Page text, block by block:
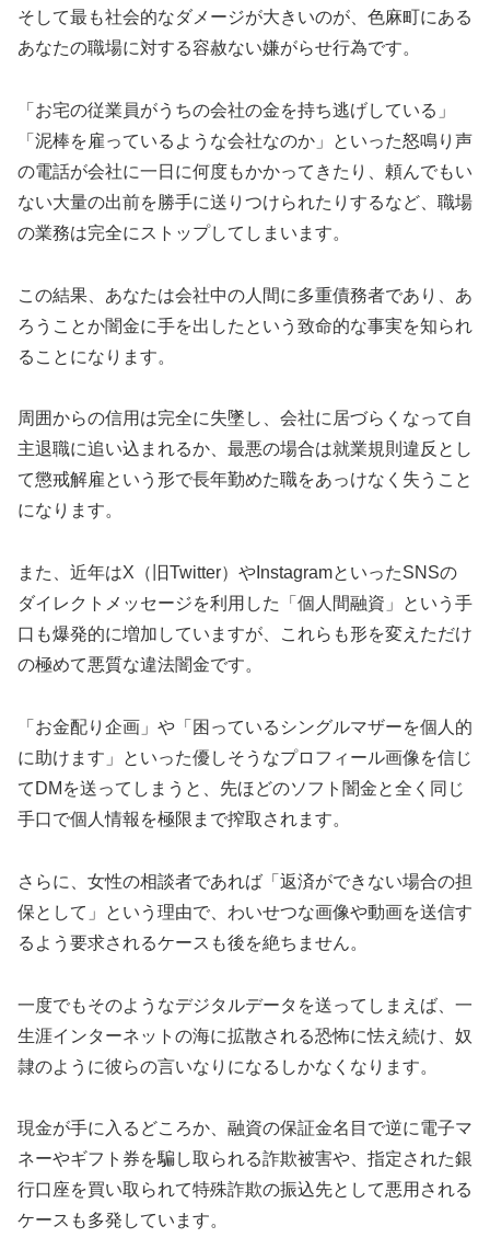
そして最も社会的なダメージが大きいのが、色麻町にある
あなたの職場に対する容赦ない嫌がらせ行為です。
「お宅の従業員がうちの会社の金を持ち逃げしている」
「泥棒を雇っているような会社なのか」といった怒鳴り声
の電話が会社に一日に何度もかかってきたり、頼んでもい
ない大量の出前を勝手に送りつけられたりするなど、職場
の業務は完全にストップしてしまいます。
この結果、あなたは会社中の人間に多重債務者であり、あ
ろうことか闇金に手を出したという致命的な事実を知られ
ることになります。
周囲からの信用は完全に失墜し、会社に居づらくなって自
主退職に追い込まれるか、最悪の場合は就業規則違反とし
て懲戒解雇という形で長年勤めた職をあっけなく失うこと
になります。
また、近年はX（旧Twitter）やInstagramといったSNSの
ダイレクトメッセージを利用した「個人間融資」という手
口も爆発的に増加していますが、これらも形を変えただけ
の極めて悪質な違法闇金です。
「お金配り企画」や「困っているシングルマザーを個人的
に助けます」といった優しそうなプロフィール画像を信じ
てDMを送ってしまうと、先ほどのソフト闇金と全く同じ
手口で個人情報を極限まで搾取されます。
さらに、女性の相談者であれば「返済ができない場合の担
保として」という理由で、わいせつな画像や動画を送信す
るよう要求されるケースも後を絶ちません。
一度でもそのようなデジタルデータを送ってしまえば、一
生涯インターネットの海に拡散される恐怖に怯え続け、奴
隷のように彼らの言いなりになるしかなくなります。
現金が手に入るどころか、融資の保証金名目で逆に電子マ
ネーやギフト券を騙し取られる詐欺被害や、指定された銀
行口座を買い取られて特殊詐欺の振込先として悪用される
ケースも多発しています。